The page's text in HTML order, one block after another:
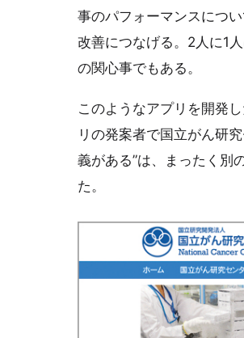
事のパフォーマンスにつ
改善につなげる。2人に1
の関心事でもある。
このようなアプリを開発
リの発案者で国立がん研
義がある”は、まったく別
た。